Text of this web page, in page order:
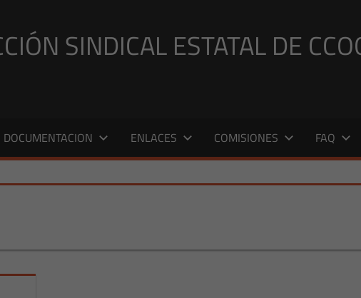
SINDICAL ESTATAL DE
DOCUMENTACION ENLACES COMISIONES FAQ